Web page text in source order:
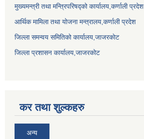
मुख्यमन्त्री तथा मन्त्रिपरिषद्को कार्यालय,कर्णाली प्रदेश
आर्थिक मामिला तथा योजना मन्त्रालय,कर्णाली प्रदेश
जिल्ला समन्वय समितिको कार्यालय,जाजरकाेट
जिल्ला प्रशासन कार्यालय,जाजरकोट
कर तथा शुल्कहरु
अन्य